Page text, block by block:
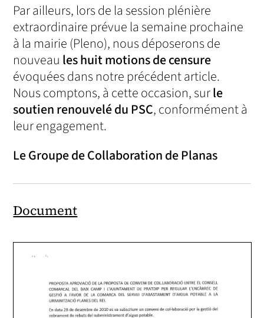
Par ailleurs, lors de la session plénière
extraordinaire prévue la semaine prochaine
à la mairie (Pleno), nous déposerons de
nouveau les huit motions de censure
évoquées dans notre précédent article.
Nous comptons, à cette occasion, surle
soutien renouvelé du PSC, conformément à
leur engagement.
Le Groupe de Collaboration de Planas
Document